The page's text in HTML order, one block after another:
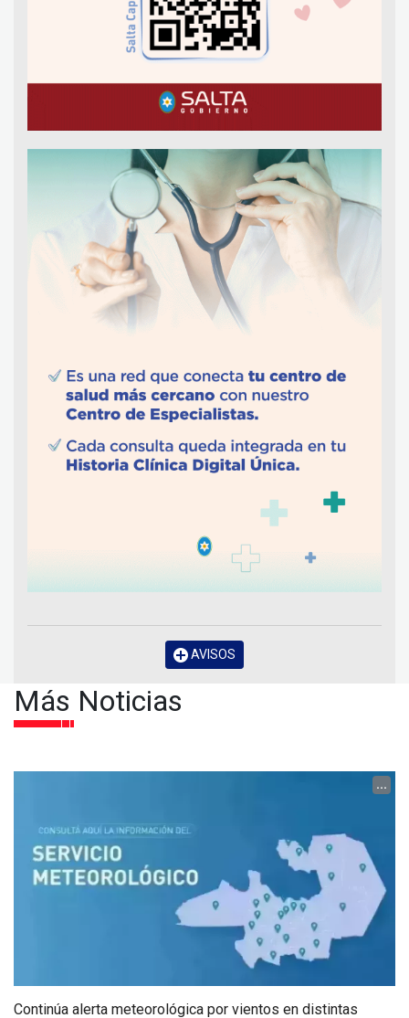
AVISOS
Más Noticias
...
Continúa alerta meteorológica por vientos en distintas